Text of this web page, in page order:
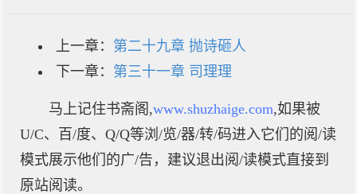
上一章： 第二十九章 抛诗砸人
下一章： 第三十一章 司理理
马上记住书斋阁,www.shuzhaige.com,如果被
U/C、百/度、Q/Q等浏/览/器/转/码进入它们的阅/读
模式展示他们的广/告，建议退出阅/读模式直接到
原站阅读。